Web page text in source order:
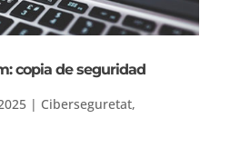
copia de seguridad
| Ciberseguretat,